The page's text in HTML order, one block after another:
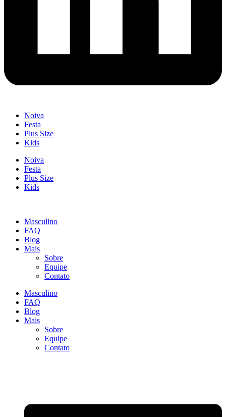
Noiva
Festa
Plus Size
Kids
Noiva
Festa
Plus Size
Kids
Masculino
FAQ
Blog
Mais
Sobre
Equipe
Contato
Masculino
FAQ
Blog
Mais
Sobre
Equipe
Contato